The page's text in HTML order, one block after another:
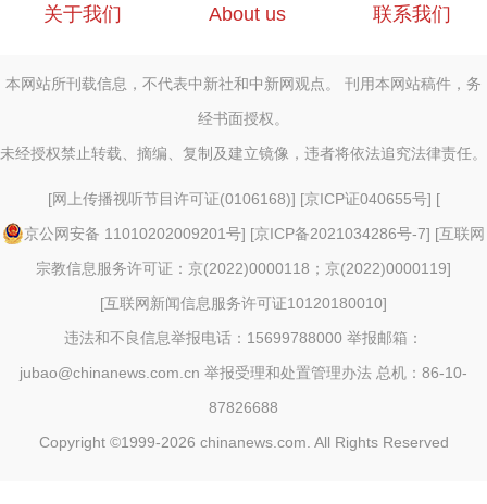
关于我们 About us 联系我们
本网站所刊载信息，不代表中新社和中新网观点。 刊用本网站稿件，务
经书面授权。
未经授权禁止转载、摘编、复制及建立镜像，违者将依法追究法律责任。
[网上传播视听节目许可证(0106168)] [京ICP证040655号] [
京公网安备 11010202009201号] [京ICP备2021034286号-7] [互联网
宗教信息服务许可证：京(2022)0000118；京(2022)0000119]
[互联网新闻信息服务许可证10120180010]
违法和不良信息举报电话：15699788000 举报邮箱：
jubao@chinanews.com.cn 举报受理和处置管理办法 总机：86-10-
87826688
Copyright ©1999-2026 chinanews.com. All Rights Reserved